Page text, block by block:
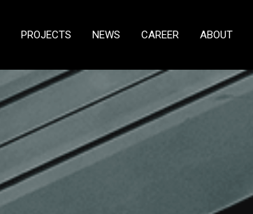
PROJECTS NEWS CAREER ABOUT